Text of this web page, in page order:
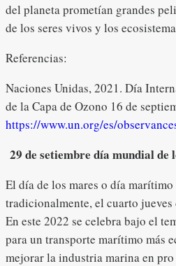
del planeta prometían grandes
de los seres vivos y los
Referencias:
Naciones Unidas, 2021. Día
de la Capa de Ozono 16 de
https://www.un.org/es/
29 de setiembre día mundial de
El día de los mares o día
tradicionalmente, el cuarto jueves
En este 2022 se celebra bajo el
para un transporte marítimo más
mejorar la industria marina en